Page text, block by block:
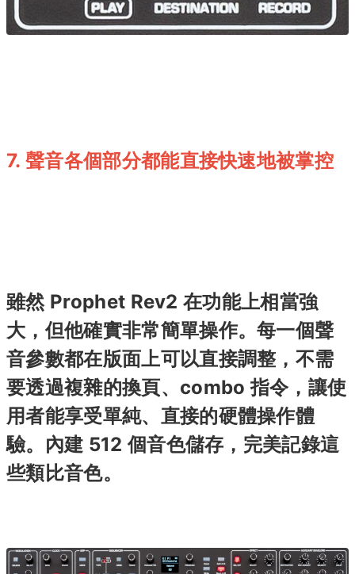
7. 聲音各個部分都能直接快速地被掌控
雖然 Prophet Rev2 在功能上相當強
大，但他確實非常簡單操作。每一個聲
音參數都在版面上可以直接調整，不需
要透過複雜的換頁、combo 指令，讓使
用者能享受單純、直接的硬體操作體
驗。內建 512 個音色儲存，完美記錄這
些類比音色。